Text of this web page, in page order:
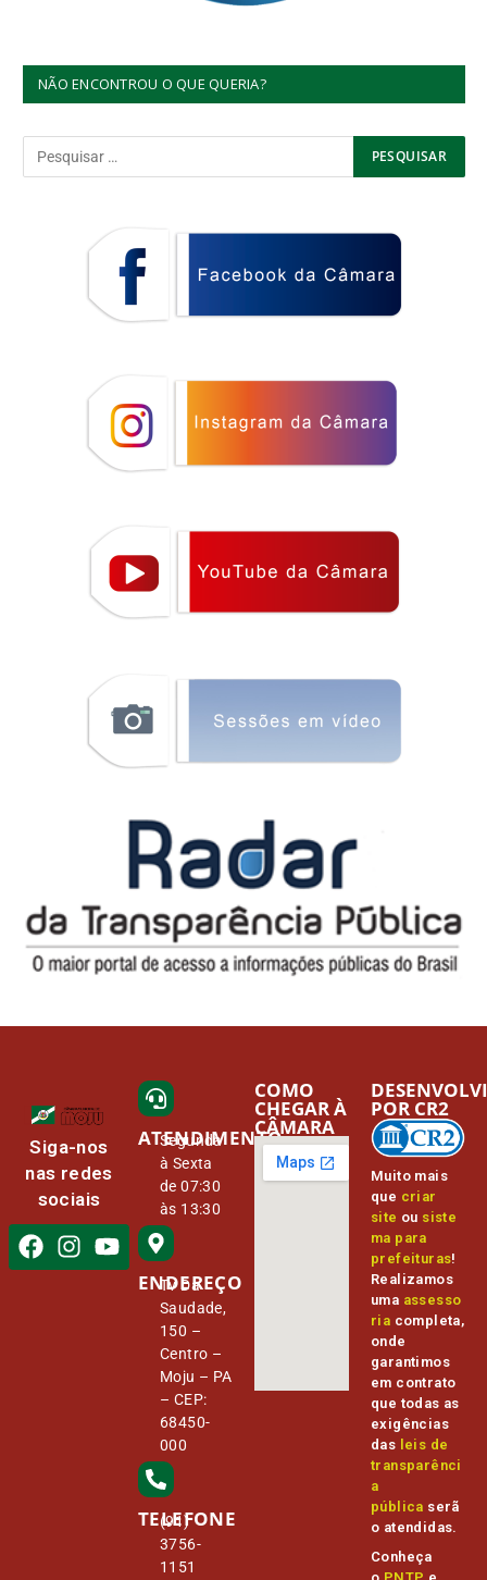
NÃO ENCONTROU O QUE QUERIA?
Siga-nos
nas redes
sociais
ATENDIMENTO
Segunda
à Sexta
de 07:30
às 13:30
ENDEREÇO
Tv Da
Saudade,
150 –
Centro –
Moju – PA
– CEP:
68450-
000
TELEFONE
(91)
3756-
1151
COMO
CHEGAR À
CÂMARA
Muito mais
que criar
site ou siste
ma para
prefeituras!
Realizamos
uma assesso
ria completa,
onde
garantimos
em contrato
que todas as
exigências
das leis de
transparênci
a
pública serã
o atendidas.
Conheça
POR CR2